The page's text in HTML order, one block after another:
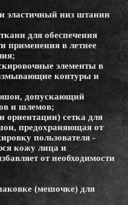
эластичный низ штанин
для обеспечения
применения в летнее
элементы в
контуры и
допускающий
и шлемов;
ориентации) сетка для
предохраняющая от
пользователя -
кожу лица и
от необходимости
(мешочке) для